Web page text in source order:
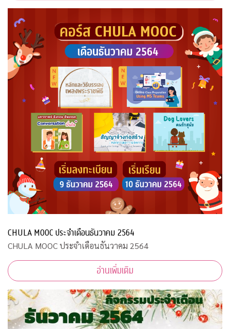
CHULA MOOC ประจำเดือนธันวาคม 2564
CHULA MOOC ประจำเดือนธันวาคม 2564
อ่านเพิ่มเติม